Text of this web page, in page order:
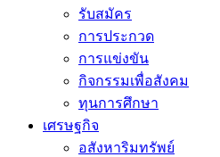
รับสมัคร
การประกวด
การแข่งขัน
กิจกรรมเพื่อสังคม
ทุนการศึกษา
เศรษฐกิจ
อสังหาริมทรัพย์